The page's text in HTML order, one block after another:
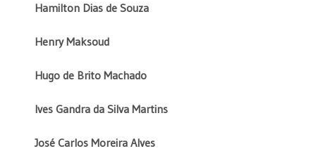
Hamilton Dias de Souza
Henry Maksoud
Hugo de Brito Machado
Ives Gandra da Silva Martins
José Carlos Moreira Alves